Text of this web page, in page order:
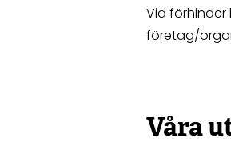
Vid
företag/
Våra